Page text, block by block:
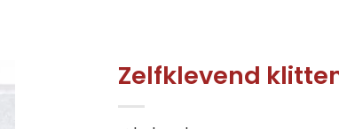
Zelfklevend